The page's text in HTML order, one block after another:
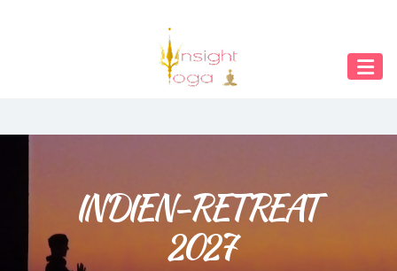
INDIEN-RETREAT
2027
START
BUCHUNGEN
INDIEN RETREAT